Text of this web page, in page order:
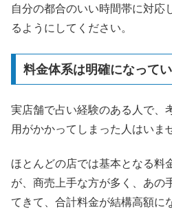
自分の都合のいい時間帯に対応
るようにしてください。
料金体系は明確になって
実店舗で占い経験のある人で、
用がかかってしまった人はいま
ほとんどの店では基本となる料
が、商売上手な方が多く、あの
てきて、合計料金が結構高額に